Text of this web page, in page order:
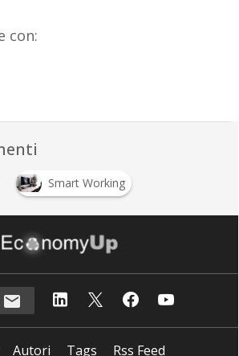
con:
Smart Working
Autori Tags Rss Feed